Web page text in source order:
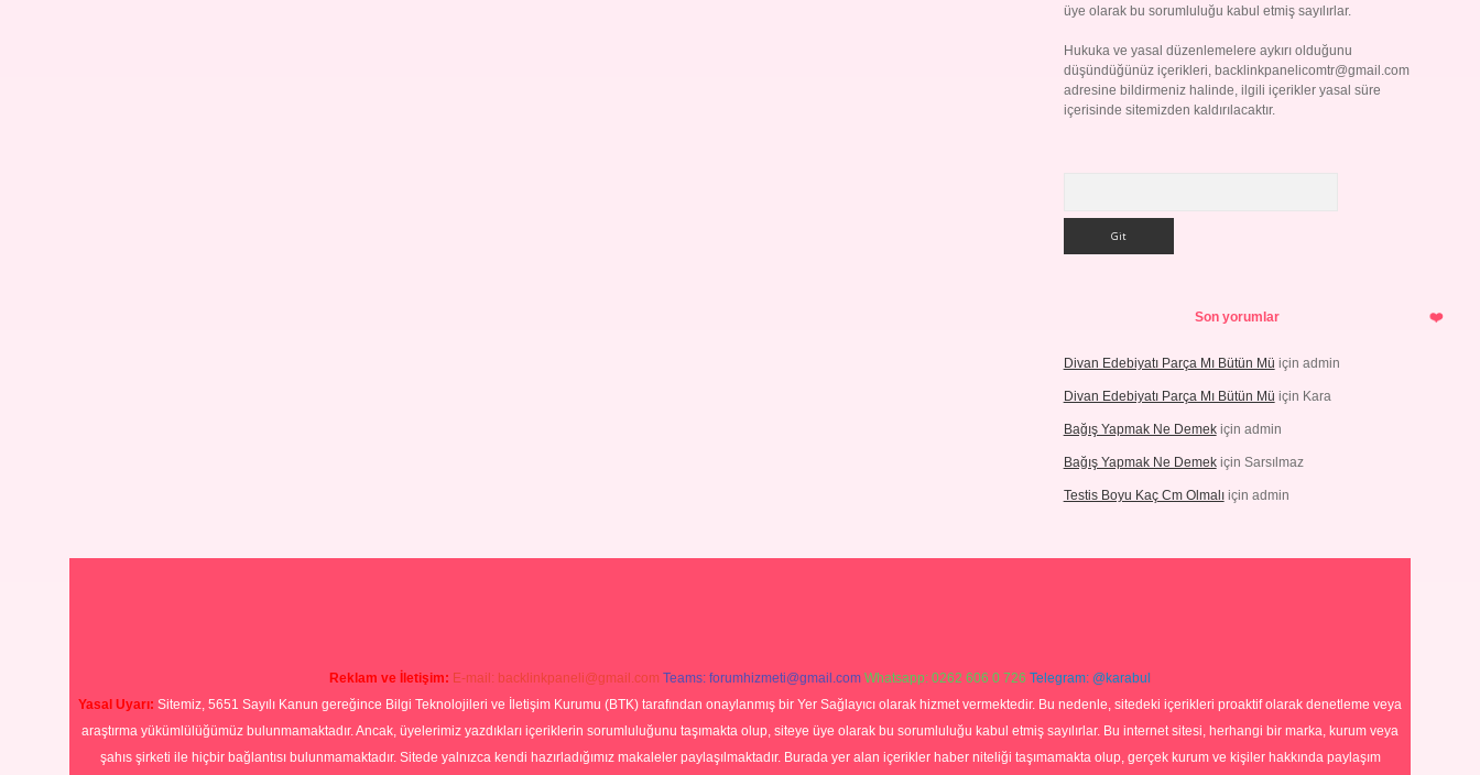
üye olarak bu sorumluluğu kabul etmiş sayılırlar.
Hukuka ve yasal düzenlemelere aykırı olduğunu
düşündüğünüz içerikleri, backlinkpanelicomtr@gmail.com
adresine bildirmeniz halinde, ilgili içerikler yasal süre
içerisinde sitemizden kaldırılacaktır.
Son yorumlar
Divan Edebiyatı Parça Mı Bütün Mü için admin
Divan Edebiyatı Parça Mı Bütün Mü için Kara
Bağış Yapmak Ne Demekiçin admin
Bağış Yapmak Ne Demekiçin Sarsılmaz
Testis Boyu Kaç Cm Olmalıiçin admin
Reklam ve İletişim: E-mail: backlinkpaneli@gmail.com Teams: forumhizmeti@gmail.com Whatsapp: 0262 606 0 726 Telegram: @karabul
Yasal Uyarı: Sitemiz, 5651 Sayılı Kanun gereğince Bilgi Teknolojileri ve İletişim Kurumu (BTK) tarafından onaylanmış bir Yer Sağlayıcı olarak hizmet vermektedir. Bu nedenle, sitedeki içerikleri proaktif olarak denetleme veya
araştırma yükümlülüğümüz bulunmamaktadır. Ancak, üyelerimiz yazdıkları içeriklerin sorumluluğunu taşımakta olup, siteye üye olarak bu sorumluluğu kabul etmiş sayılırlar. Bu internet sitesi, herhangi bir marka, kurum veya
şahıs şirketi ile hiçbir bağlantısı bulunmamaktadır. Sitede yalnızca kendi hazırladığımız makaleler paylaşılmaktadır. Burada yer alan içerikler haber niteliği taşımamakta olup, gerçek kurum ve kişiler hakkında paylaşım